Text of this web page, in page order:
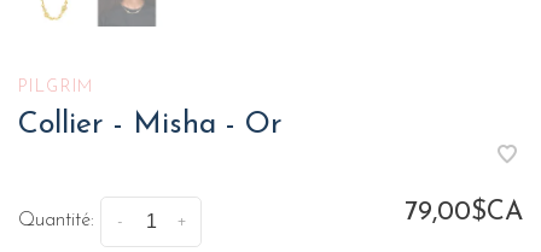
PILGRIM
Collier - Misha - Or
Quantité: +
- 79,00$CA